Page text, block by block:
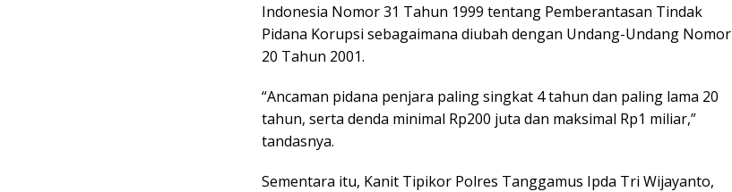
Indonesia Nomor 31 Tahun 1999 tentang Pemberantasan Tindak
Pidana Korupsi sebagaimana diubah dengan Undang-Undang Nomor
20 Tahun 2001.
“Ancaman pidana penjara paling singkat 4 tahun dan paling lama 20
tahun, serta denda minimal Rp200 juta dan maksimal Rp1 miliar,”
tandasnya.
Sementara itu, Kanit Tipikor Polres Tanggamus Ipda Tri Wijayanto,